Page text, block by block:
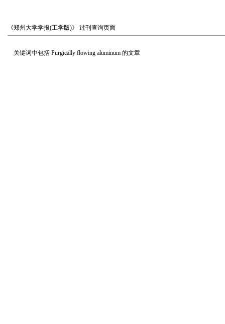
《郑州大学学报(工学版)》 过刊查询页面
关键词中包括 Purgically flowing aluminum 的文章